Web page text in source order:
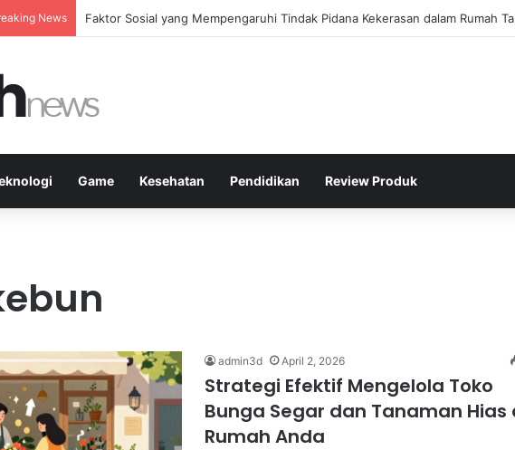
News Peran Strategis Kepolisian Dalam Penanganan Kejahatan Siber di Indonesia
Game Kesehatan Pendidikan Review Produk
admin3d April 2, 2026
Strategi Efektif Mengelola Toko
Bunga Segar dan Tanaman Hias
Rumah Anda